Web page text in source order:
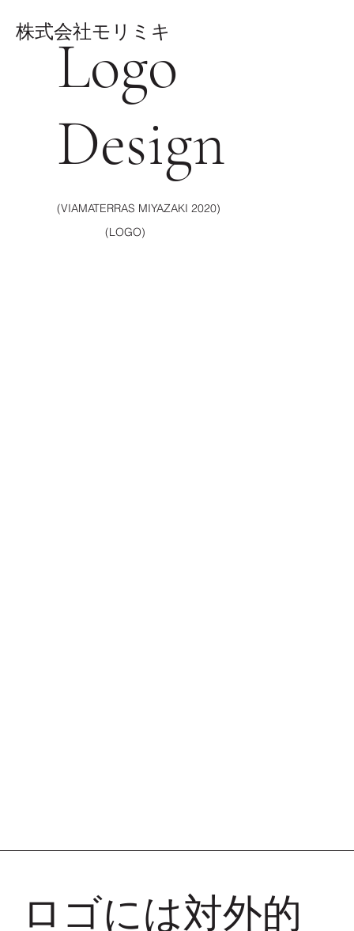
株式会社モリミキ
Logo
Design
(VIAMATERRAS MIYAZAKI 2020)
(LOGO)
ロゴには対外的